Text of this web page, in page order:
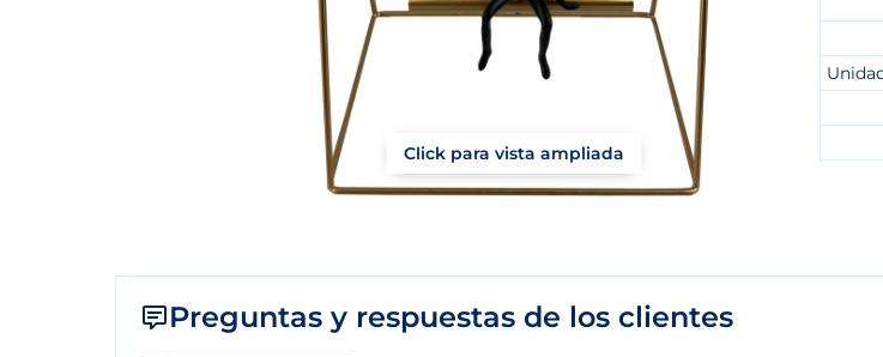
Click para vista ampliada
Preguntas y respuestas de los clientes